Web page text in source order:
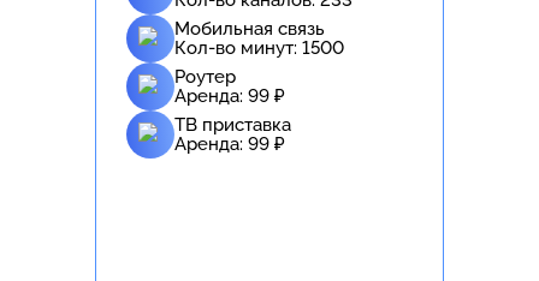
Мобильная связь
Кол-во минут: 1500
Роутер
Аренда: 99 ₽
ТВ приставка
Аренда: 99 ₽